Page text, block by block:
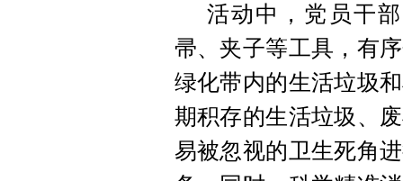
活动中，党员干
帚、夹子等工具，有
绿化带内的生活垃圾
期积存的生活垃圾、
易被忽视的卫生死角